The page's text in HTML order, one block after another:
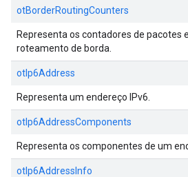
otBorderRoutingCounters
Representa os contadores de pacotes
roteamento de borda.
otIp6Address
Representa um endereço IPv6.
otIp6AddressComponents
Representa os componentes de um
otIp6AddressInfo